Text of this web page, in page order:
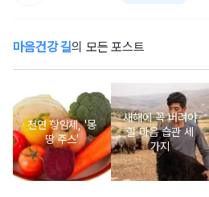
마음건강 길의 모든 포스트
천연 항암제, '몽
땅 주스'
새해에 꼭 버려야
할 마음 습관 세
가지